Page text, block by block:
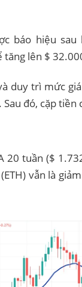
báo hiệu
tăng lên $
duy trì mức
đó, cặp
20 tuần ($
vẫn là